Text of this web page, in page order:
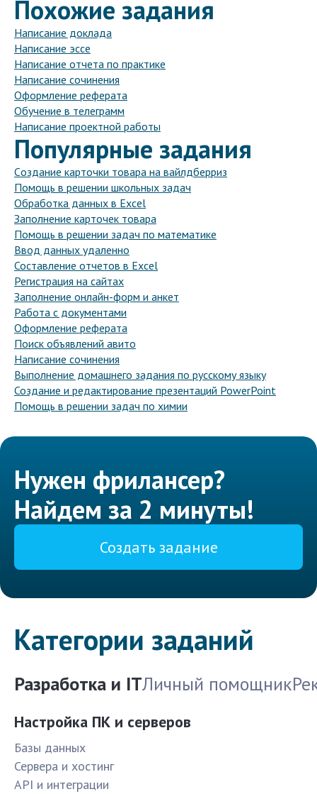
Похожие задания
Написание доклада
Написание эссе
Написание отчета по практике
Написание сочинения
Оформление реферата
Обучение в телеграмм
Написание проектной работы
Популярные задания
Cоздание карточки товара на вайлдберриз
Помощь в решении школьных задач
Обработка данных в Excel
Заполнение карточек товара
Помощь в решении задач по математике
Ввод данных удаленно
Составление отчетов в Excel
Регистрация на сайтах
Заполнение онлайн-форм и анкет
Работа с документами
Оформление реферата
Поиск объявлений авито
Написание сочинения
Выполнение домашнего задания по русскому языку
Создание и редактирование презентаций PowerPoint
Помощь в решении задач по химии
Нужен фрилансер?
Найдем за 2 минуты!
Создать задание
Категории заданий
Разработка и ITЛичный помощник
Настройка ПК и серверов
Базы данных
Сервера и хостинг
API и интеграции